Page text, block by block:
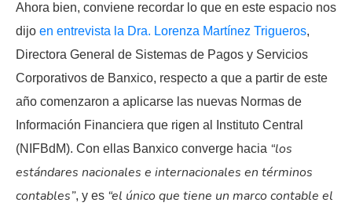
Ahora bien, conviene recordar lo que en este espacio nos
dijo en entrevista la Dra. Lorenza Martínez Trigueros,
Directora General de Sistemas de Pagos y Servicios
Corporativos de Banxico, respecto a que a partir de este
año comenzaron a aplicarse las nuevas Normas de
Información Financiera que rigen al Instituto Central
(NIFBdM). Con ellas Banxico converge hacia “los
estándares nacionales e internacionales en términos
contables”, y es “el único que tiene un marco contable el